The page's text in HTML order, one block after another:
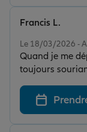
Le 18/03/2026 -
Quand je me
toujours
l’aide et le
Francis L.